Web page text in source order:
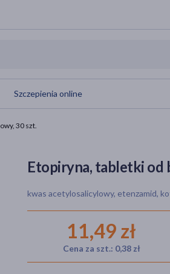
Szczepienia online
30 szt.
Etopiryna, tabletki od
kwas acetylosalicylowy, etenzamid,
11,49 zł
Cena za szt.: 0,38 zł